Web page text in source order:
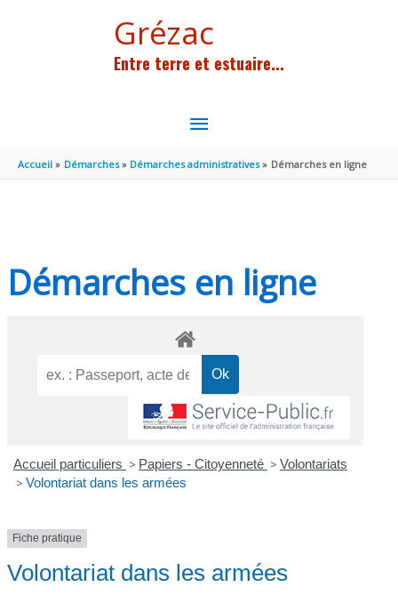
Grézac
Entre terre et estuaire...
MENU
PRINCIPAL
Accueil Démarches Démarches administratives Démarches en ligne
Démarches en ligne
Accueil particuliers > Papiers - Citoyenneté > Volontariats
> Volontariat dans les armées
Fiche pratique
Volontariat dans les armées